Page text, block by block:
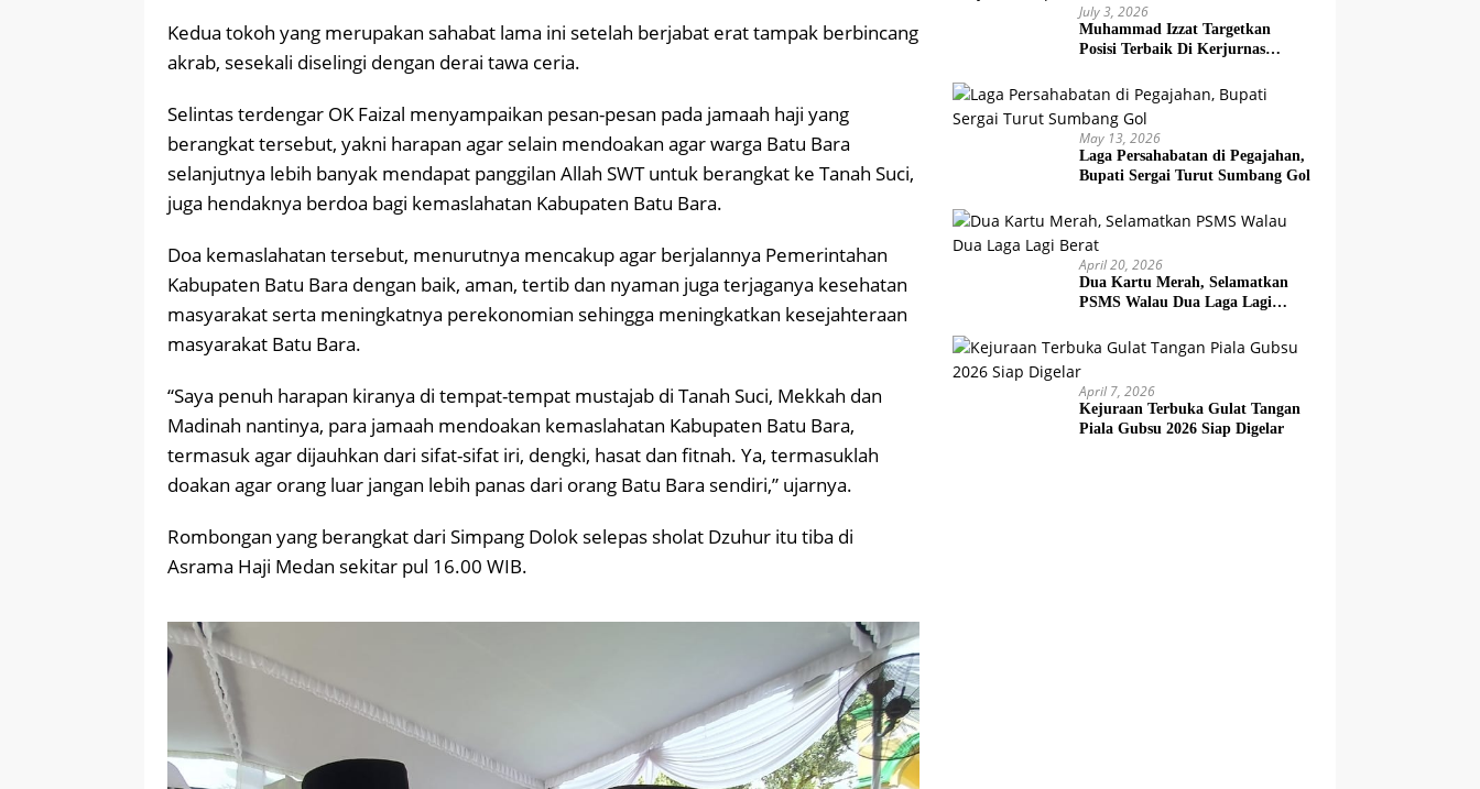
Kedua tokoh yang merupakan sahabat lama ini setelah berjabat erat tampak berbincang
akrab, sesekali diselingi dengan derai tawa ceria.
Selintas terdengar OK Faizal menyampaikan pesan-pesan pada jamaah haji yang
berangkat tersebut, yakni harapan agar selain mendoakan agar warga Batu Bara
selanjutnya lebih banyak mendapat panggilan Allah SWT untuk berangkat ke Tanah Suci,
juga hendaknya berdoa bagi kemaslahatan Kabupaten Batu Bara.
Doa kemaslahatan tersebut, menurutnya mencakup agar berjalannya Pemerintahan
Kabupaten Batu Bara dengan baik, aman, tertib dan nyaman juga terjaganya kesehatan
masyarakat serta meningkatnya perekonomian sehingga meningkatkan kesejahteraan
masyarakat Batu Bara.
“Saya penuh harapan kiranya di tempat-tempat mustajab di Tanah Suci, Mekkah dan
Madinah nantinya, para jamaah mendoakan kemaslahatan Kabupaten Batu Bara,
termasuk agar dijauhkan dari sifat-sifat iri, dengki, hasat dan fitnah. Ya, termasuklah
doakan agar orang luar jangan lebih panas dari orang Batu Bara sendiri,” ujarnya.
Rombongan yang berangkat dari Simpang Dolok selepas sholat Dzuhur itu tiba di
Asrama Haji Medan sekitar pul 16.00 WIB.
July 3, 2026
Muhammad Izzat Targetkan
Posisi Terbaik Di Kerjurnas
May 13, 2026
Laga Persahabatan di Pegajahan,
Bupati Sergai Turut Sumbang Gol
April 20, 2026
Dua Kartu Merah, Selamatkan
PSMS Walau Dua Laga Lagi
April 7, 2026
Kejuraan Terbuka Gulat Tangan
Piala Gubsu 2026 Siap Digelar